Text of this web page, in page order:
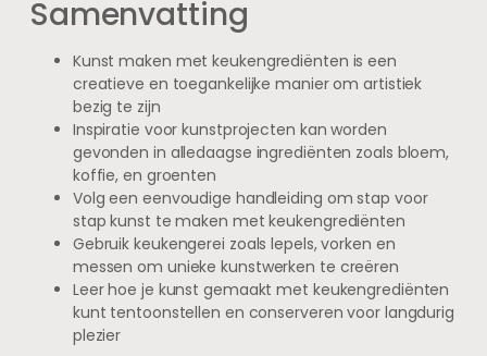
Samenvatting
Kunst maken met keukengrediënten is een
creatieve en toegankelijke manier om artistiek
bezig te zijn
Inspiratie voor kunstprojecten kan worden
gevonden in alledaagse ingrediënten zoals bloem,
koffie, en groenten
Volg een eenvoudige handleiding om stap voor
stap kunst te maken met keukengrediënten
Gebruik keukengerei zoals lepels, vorken en
messen om unieke kunstwerken te creëren
Leer hoe je kunst gemaakt met keukengrediënten
kunt tentoonstellen en conserveren voor langdurig
plezier